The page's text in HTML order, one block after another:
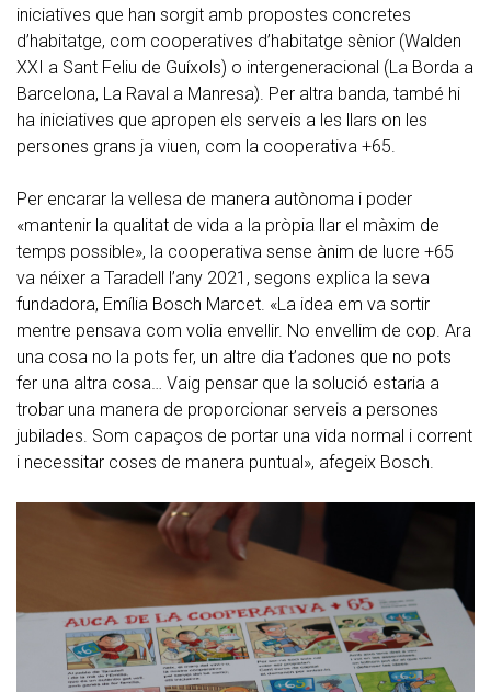
iniciatives que han sorgit amb propostes concretes
d’habitatge, com cooperatives d’habitatge sènior (Walden
XXI a Sant Feliu de Guíxols) o intergeneracional (La Borda a
Barcelona, La Raval a Manresa). Per altra banda, també hi
ha iniciatives que apropen els serveis a les llars on les
persones grans ja viuen, com la cooperativa +65.
Per encarar la vellesa de manera autònoma i poder
«mantenir la qualitat de vida a la pròpia llar el màxim de
temps possible», la cooperativa sense ànim de lucre +65
va néixer a Taradell l’any 2021, segons explica la seva
fundadora, Emília Bosch Marcet. «La idea em va sortir
mentre pensava com volia envellir. No envellim de cop. Ara
una cosa no la pots fer, un altre dia t’adones que no pots
fer una altra cosa… Vaig pensar que la solució estaria a
trobar una manera de proporcionar serveis a persones
jubilades. Som capaços de portar una vida normal i corrent
i necessitar coses de manera puntual», afegeix Bosch.